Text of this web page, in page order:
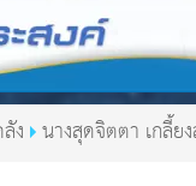
ง นางสุดจิตตา เกลี้ย